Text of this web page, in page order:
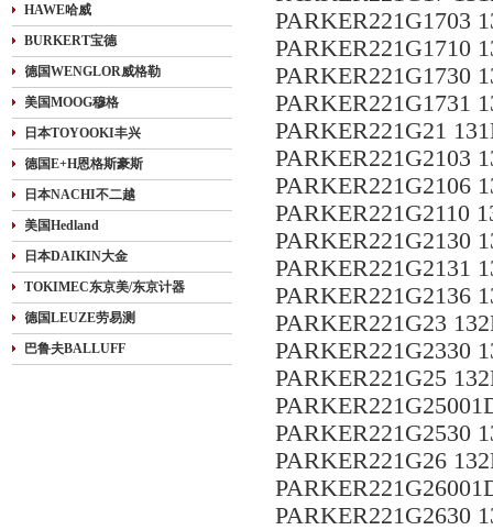
HAWE哈威
BURKERT宝德
德国WENGLOR威格勒
美国MOOG穆格
日本TOYOOKI丰兴
德国E+H恩格斯豪斯
日本NACHI不二越
美国Hedland
日本DAIKIN大金
TOKIMEC东京美/东京计器
德国LEUZE劳易测
巴鲁夫BALLUFF
PARKER221G1703
PARKER221G1710
PARKER221G1730
PARKER221G1731
PARKER221G21
PARKER221G2103
PARKER221G2106
PARKER221G2110
PARKER221G2130
PARKER221G2131
PARKER221G2136
PARKER221G23
PARKER221G2330
PARKER221G25
PARKER221G2530
PARKER221G26
PARKER221G2630